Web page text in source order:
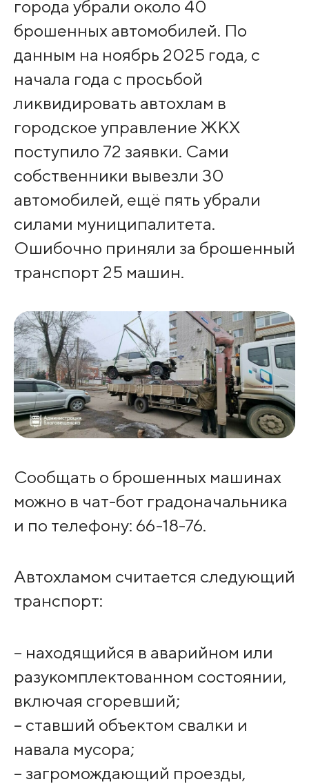
города убрали около 40
брошенных автомобилей. По
данным на ноябрь 2025 года, с
начала года с просьбой
ликвидировать автохлам в
городское управление ЖКХ
поступило 72 заявки. Сами
собственники вывезли 30
автомобилей, ещё пять убрали
силами муниципалитета.
Ошибочно приняли за брошенный
транспорт 25 машин.
Сообщать о брошенных машинах
можно в чат-бот градоначальника
и по телефону: 66-18-76.
Автохламом считается следующий
транспорт:
– находящийся в аварийном или
разукомплектованном состоянии,
включая сгоревший;
– ставший объектом свалки и
навала мусора;
– загромождающий проезды,